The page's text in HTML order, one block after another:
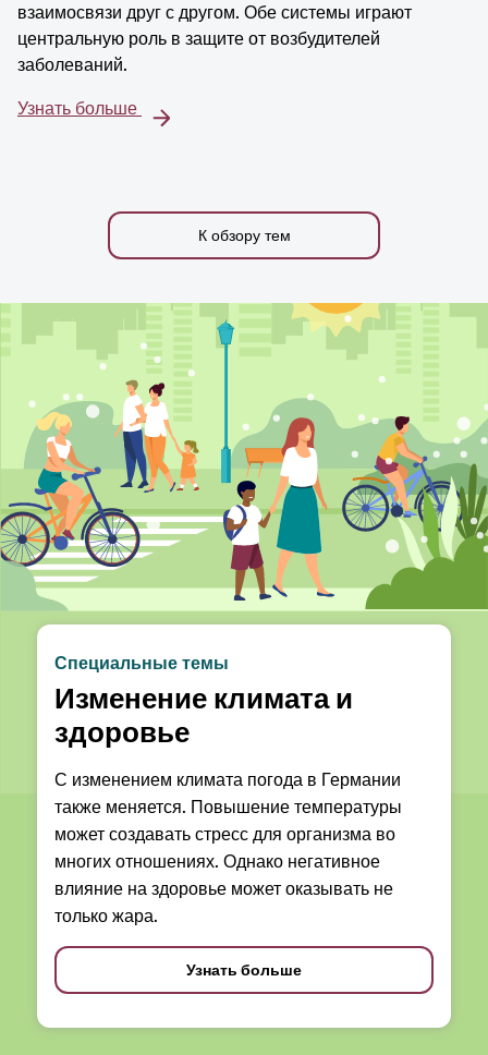
взаимосвязи друг с другом. Обе системы играют
центральную роль в защите от возбудителей
заболеваний.
Узнать больше
К обзору тем
Специальные темы
Изменение климата и
здоровье
С изменением климата погода в Германии
также меняется. Повышение температуры
может создавать стресс для организма во
многих отношениях. Однако негативное
влияние на здоровье может оказывать не
только жара.
Узнать больше